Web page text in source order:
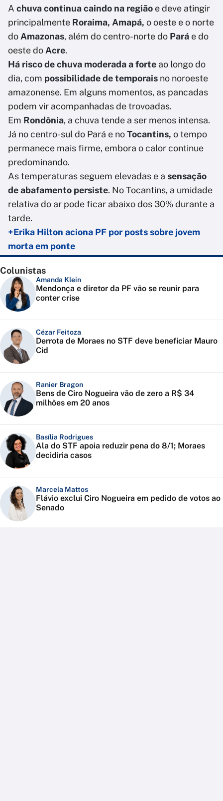
A chuva continua caindo na região e deve atingir
principalmente Roraima, Amapá, o oeste e o norte
doAmazonas, além do centro-norte do Pará e do
oeste doAcre.
Há risco de chuva moderada a forte ao longo do
dia, com possibilidade de temporais no noroeste
amazonense. Em alguns momentos, as pancadas
podem vir acompanhadas de trovoadas.
Em Rondônia, a chuva tende a ser menos intensa.
Já no centro-sul do Pará e noTocantins, o tempo
permanece mais firme, embora o calor continue
predominando.
As temperaturas seguem elevadas e a sensação
de abafamento persiste. No Tocantins, a umidade
relativa do ar pode ficar abaixo dos 30% durante a
tarde.
+Erika Hilton aciona PF por posts sobre jovem
morta em ponte
Colunistas
Amanda Klein
Mendonça e diretor da PF vão se reunir para
conter crise
Cézar Feitoza
Derrota de Moraes no STF deve beneficiar Mauro
Cid
Ranier Bragon
Bens de Ciro Nogueira vão de zero a R$ 34
milhões em 20 anos
Basília Rodrigues
Ala do STF apoia reduzir pena do 8/1; Moraes
decidiria casos
Marcela Mattos
Flávio exclui Ciro Nogueira em pedido de votos ao
Senado